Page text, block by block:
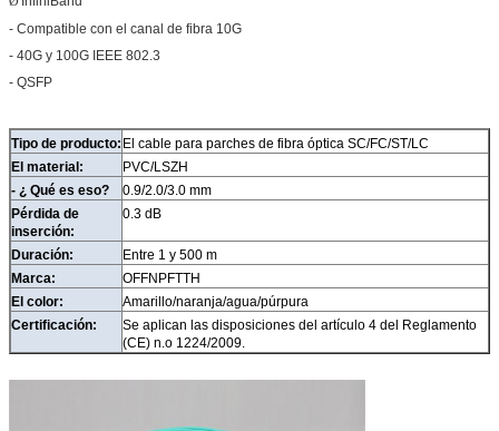
- Compatible con el canal de fibra 10G
- 40G y 100G IEEE 802.3
- QSFP
Tipo de producto: El cable para parches de fibra óptica SC/FC/ST/LC
El material:
PVC/LSZH
- ¿ Qué es eso?
0.9/2.0/3.0 mm
Pérdida de
inserción:
0.3 dB
Duración:
Entre 1 y 500 m
Marca:
OFFNPFTTH
El color:
Amarillo/naranja/agua/púrpura
Certificación:
Se aplican las disposiciones del artículo 4 del Reglamento
(CE) n.o 1224/2009.